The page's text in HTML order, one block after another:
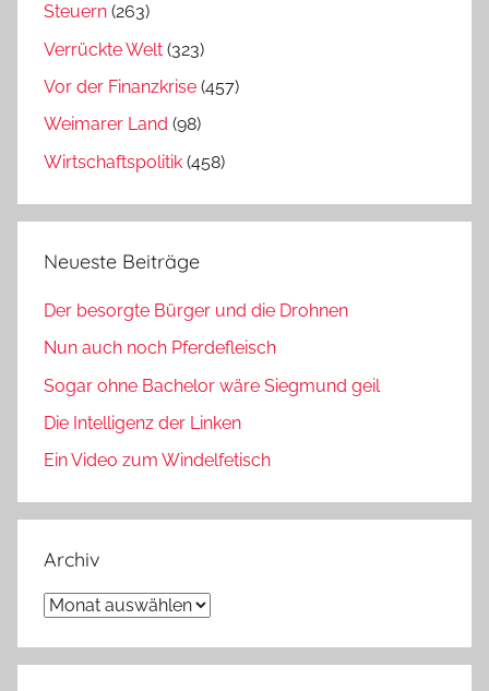
Steuern (263)
Verrückte Welt (323)
Vor der Finanzkrise (457)
Weimarer Land (98)
Wirtschaftspolitik (458)
Neueste Beiträge
Der besorgte Bürger und die Drohnen
Nun auch noch Pferdefleisch
Sogar ohne Bachelor wäre Siegmund geil
Die Intelligenz der Linken
Ein Video zum Windelfetisch
Archiv
Archiv